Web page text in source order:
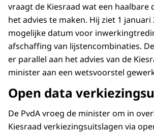
vraagt de Kiesraad wat een haalbare
het advies te maken. Hij ziet 1 januari
mogelijke datum voor
afschaffing van lijstencombinaties.
er parallel aan het advies van de
minister aan een wetsvoorstel
Open data
De PvdA vroeg de minister om in
Kiesraad verkiezingsuitslagen via